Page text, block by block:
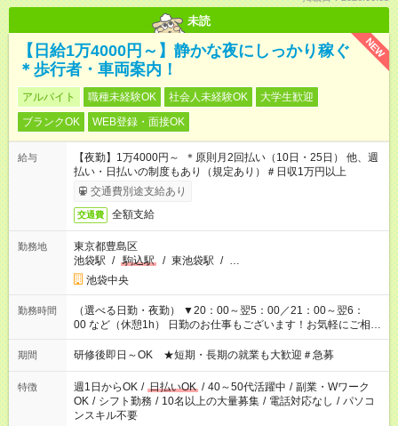
未読
NEW
【日給1万4000円～】静かな夜にしっかり稼ぐ
＊歩行者・車両案内！
アルバイト 職種未経験OK 社会人未経験OK
大学生歓迎
ブランクOK
WEB登録・面接OK
給与
【夜勤】1万4000円～ ＊原則月2回払い（10日・25日） 他、週
払い・日払いの制度もあり（規定あり）＃日収1万円以上
交通費別途支給あり
交通費 全額支給
勤務地
東京都豊島区
池袋駅 / 駒込駅 / 東池袋駅 / …
池袋中央
勤務時間
（選べる日勤・夜勤） ▼20：00～翌5：00／21：00～翌6：
00 など（休憩1h） 日勤のお仕事もございます！お気軽にご相談
ください！
期間 研修後即日～OK ★短期・長期の就業も大歓迎＃急募
特徴 週1日からOK / 日払いOK / 40～50代活躍中 / 副業・Wワーク
OK / シフト勤務 / 10名以上の大量募集 / 電話対応なし / パソコ
ンスキル不要